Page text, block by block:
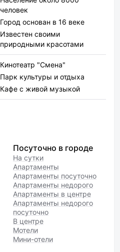
человек
Город основан в 16 веке
Известен своими
природными красотами
Кинотеатр "Смена"
Парк культуры и отдыха
Кафе с живой музыкой
Посуточно в городе
На сутки
Апартаменты
Апартаменты посуточно
Апартаменты недорого
Апартаменты в центре
Апартаменты недорого
посуточно
В центре
Мотели
Мини-отели